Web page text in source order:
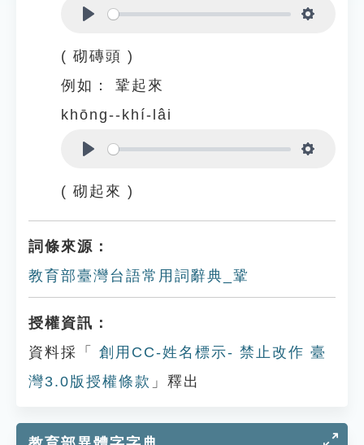
( 砌磚頭 )
例如：
鞏起來
khōng--khí-lâi
( 砌起來 )
詞條來源：
教育部臺灣台語常用詞辭典_鞏
授權資訊：
資料採「
創用CC-姓名標示- 禁止改作 臺
灣3.0版授權條款 」釋出